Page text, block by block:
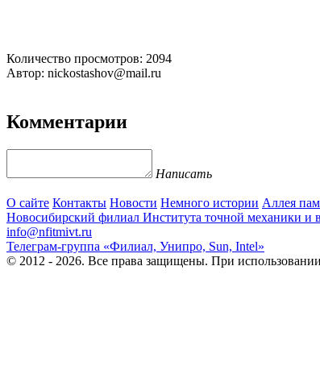
Количество просмотров: 2094
Автор: nickostashov@mail.ru
Комментарии
Написать
О сайте Контакты Новости Немного истории Аллея
Новосибирский филиал Института точной механики
info@nfitmivt.ru
Телеграм-группа «Филиал, Унипро, Sun, Intel»
© 2012 - 2026. Все права защищены. При